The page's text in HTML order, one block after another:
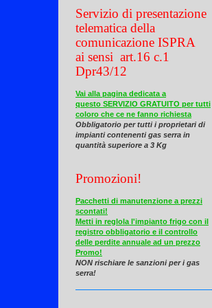
Servizio di presentazione
telematica della
comunicazione ISPRA
ai sensi art.16 c.1
Dpr43/12
Vai alla pagina dedicata a
questo SERVIZIO GRATUITO per tutti
coloro che ce ne fanno richiesta
Obbligatorio per tutti i proprietari di
impianti contenenti gas serra in
quantità superiore a 3 Kg
Promozioni!
Pacchetti di manutenzione a prezzi
scontati!
Metti in reglola l'impianto frigo con il
registro obbligatorio e il controllo
delle perdite annuale ad un prezzo
Promo!
NON rischiare le sanzioni per i gas
serra!